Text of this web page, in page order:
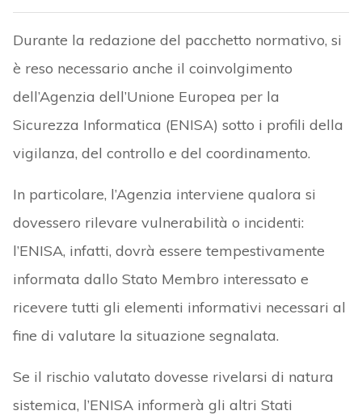
Durante la redazione del pacchetto normativo, si
è reso necessario anche il coinvolgimento
dell’Agenzia dell’Unione Europea per la
Sicurezza Informatica (ENISA) sotto i profili della
vigilanza, del controllo e del coordinamento.
In particolare, l’Agenzia interviene qualora si
dovessero rilevare vulnerabilità o incidenti:
l’ENISA, infatti, dovrà essere tempestivamente
informata dallo Stato Membro interessato e
ricevere tutti gli elementi informativi necessari al
fine di valutare la situazione segnalata.
Se il rischio valutato dovesse rivelarsi di natura
sistemica, l’ENISA informerà gli altri Stati